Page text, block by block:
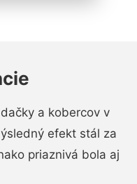
a kobercov v
efekt stál za
priaznivá bola aj